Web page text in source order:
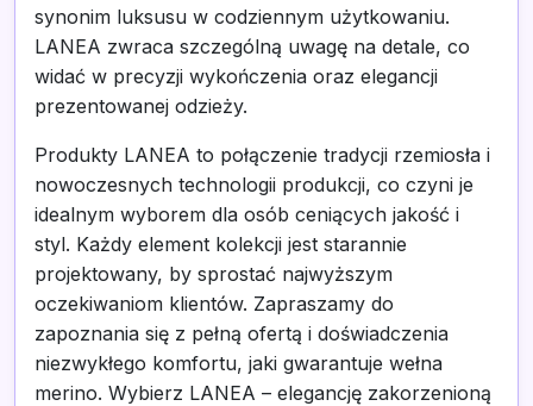
synonim luksusu w codziennym użytkowaniu.
LANEA zwraca szczególną uwagę na detale, co
widać w precyzji wykończenia oraz elegancji
prezentowanej odzieży.
Produkty LANEA to połączenie tradycji rzemiosła i
nowoczesnych technologii produkcji, co czyni je
idealnym wyborem dla osób ceniących jakość i
styl. Każdy element kolekcji jest starannie
projektowany, by sprostać najwyższym
oczekiwaniom klientów. Zapraszamy do
zapoznania się z pełną ofertą i doświadczenia
niezwykłego komfortu, jaki gwarantuje wełna
merino. Wybierz LANEA – elegancję zakorzenioną